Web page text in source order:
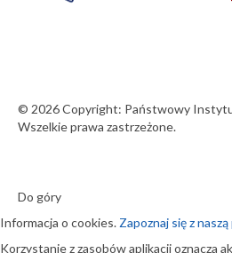
© 2026 Copyright: Państwowy
Wszelkie prawa zastrzeżone.
Do góry
Informacja o cookies. Zapoznaj się z
Korzystanie z zasobów aplikacji oznacza